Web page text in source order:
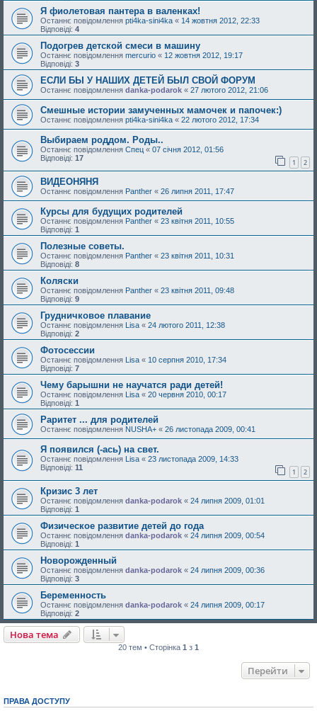
Я фиолетовая пантера в валенках!
Останнє повідомлення pti4ka-sini4ka « 14 жовтня 2012, 22:33
Відповіді: 4
Подогрев детской смеси в машину
Останнє повідомлення mercurio « 12 жовтня 2012, 19:17
Відповіді: 3
ЕСЛИ БЫ У НАШИХ ДЕТЕЙ БЫЛ СВОЙ ФОРУМ
Останнє повідомлення danka-podarok « 27 лютого 2012, 21:06
Смешные истории замученных мамочек и папочек:)
Останнє повідомлення pti4ka-sini4ka « 22 лютого 2012, 17:34
Выбираем роддом. Роды..
Останнє повідомлення Спец « 07 січня 2012, 01:56
Відповіді: 17 1 2
ВИДЕОНЯНЯ
Останнє повідомлення Panther « 26 липня 2011, 17:47
Курсы для будущих родителей
Останнє повідомлення Panther « 23 квітня 2011, 10:55
Відповіді: 1
Полезные советы.
Останнє повідомлення Panther « 23 квітня 2011, 10:31
Відповіді: 8
Коляски
Останнє повідомлення Panther « 23 квітня 2011, 09:48
Відповіді: 9
Грудничковое плавание
Останнє повідомлення Lisa « 24 лютого 2011, 12:38
Відповіді: 2
Фотосессии
Останнє повідомлення Lisa « 10 серпня 2010, 17:34
Відповіді: 7
Чему барышни не научатся ради детей!
Останнє повідомлення Lisa « 20 червня 2010, 00:17
Відповіді: 1
Раритет ... для родителей
Останнє повідомлення NUSHA+ « 26 листопада 2009, 00:41
Я появился (-ась) на свет.
Останнє повідомлення Lisa « 23 листопада 2009, 14:33
Відповіді: 11 1 2
Кризис 3 лет
Останнє повідомлення danka-podarok « 24 липня 2009, 01:01
Відповіді: 1
Физическое развитие детей до года
Останнє повідомлення danka-podarok « 24 липня 2009, 00:54
Відповіді: 1
Новорожденный
Останнє повідомлення danka-podarok « 24 липня 2009, 00:36
Відповіді: 3
Беременность
Останнє повідомлення danka-podarok « 24 липня 2009, 00:17
Відповіді: 2
Нова тема
20 тем • Сторінка 1 з 1
Перейти
ПРАВА ДОСТУПУ